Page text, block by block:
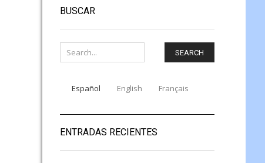
BUSCAR
SEARCH
Español English Français
ENTRADAS RECIENTES